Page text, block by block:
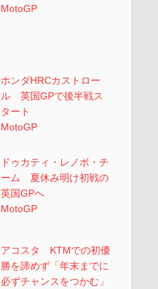
MotoGP
ホンダHRCカストロー
ル 英国GPで後半戦ス
タート
MotoGP
ドゥカティ・レノボ・チ
ーム 夏休み明け初戦の
英国GPへ
MotoGP
アコスタ KTMでの初優
勝を諦めず「年末までに
必ずチャンスをつかむ」